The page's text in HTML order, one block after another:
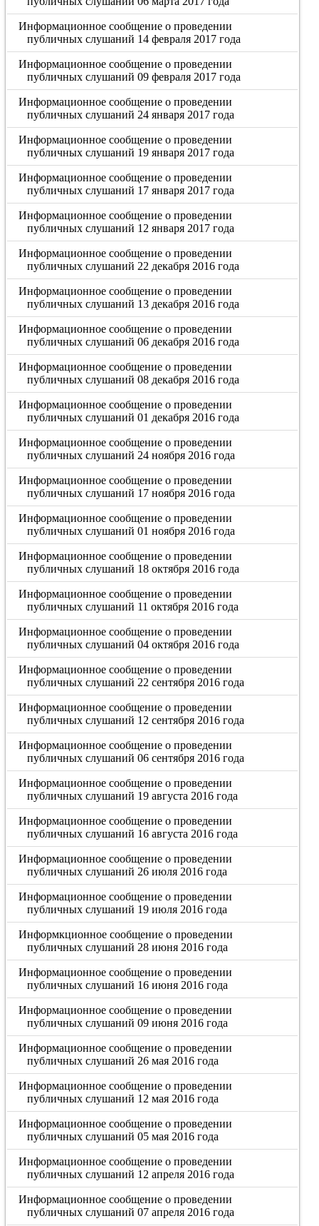
Информационное сообщение о проведении
публичных слушаний 14 февраля 2017 года
Информационное сообщение о проведении
публичных слушаний 09 февраля 2017 года
Информационное сообщение о проведении
публичных слушаний 24 января 2017 года
Информационное сообщение о проведении
публичных слушаний 19 января 2017 года
Информационное сообщение о проведении
публичных слушаний 17 января 2017 года
Информационное сообщение о проведении
публичных слушаний 12 января 2017 года
Информационное сообщение о проведении
публичных слушаний 22 декабря 2016 года
Информационное сообщение о проведении
публичных слушаний 13 декабря 2016 года
Информационное сообщение о проведении
публичных слушаний 06 декабря 2016 года
Информационное сообщение о проведении
публичных слушаний 08 декабря 2016 года
Информационное сообщение о проведении
публичных слушаний 01 декабря 2016 года
Информационное сообщение о проведении
публичных слушаний 24 ноября 2016 года
Информационное сообщение о проведении
публичных слушаний 17 ноября 2016 года
Информационное сообщение о проведении
публичных слушаний 01 ноября 2016 года
Информационное сообщение о проведении
публичных слушаний 18 октября 2016 года
Информационное сообщение о проведении
публичных слушаний 11 октября 2016 года
Информационное сообщение о проведении
публичных слушаний 04 октября 2016 года
Информационное сообщение о проведении
публичных слушаний 22 сентября 2016 года
Информационное сообщение о проведении
публичных слушаний 12 сентября 2016 года
Информационное сообщение о проведении
публичных слушаний 06 сентября 2016 года
Информационное сообщение о проведении
публичных слушаний 19 августа 2016 года
Информационное сообщение о проведении
публичных слушаний 16 августа 2016 года
Информационное сообщение о проведении
публичных слушаний 26 июля 2016 года
Информационное сообщение о проведении
публичных слушаний 19 июля 2016 года
Информкционное сообщение о проведении
публичных слушаний 28 июня 2016 года
Информационное сообщение о проведении
публичных слушаний 16 июня 2016 года
Информационное сообщение о проведении
публичных слушаний 09 июня 2016 года
Информационное сообщение о проведении
публичных слушаний 26 мая 2016 года
Информационное сообщение о проведении
публичных слушаний 12 мая 2016 года
Информационное сообщение о проведении
публичных слушаний 05 мая 2016 года
Информационное сообщение о проведении
публичных слушаний 12 апреля 2016 года
Информационное сообщение о проведении
публичных слушаний 07 апреля 2016 года